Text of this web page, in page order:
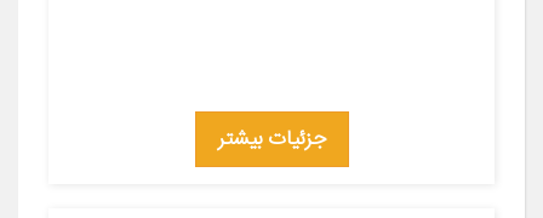
جزئیات بیشتر